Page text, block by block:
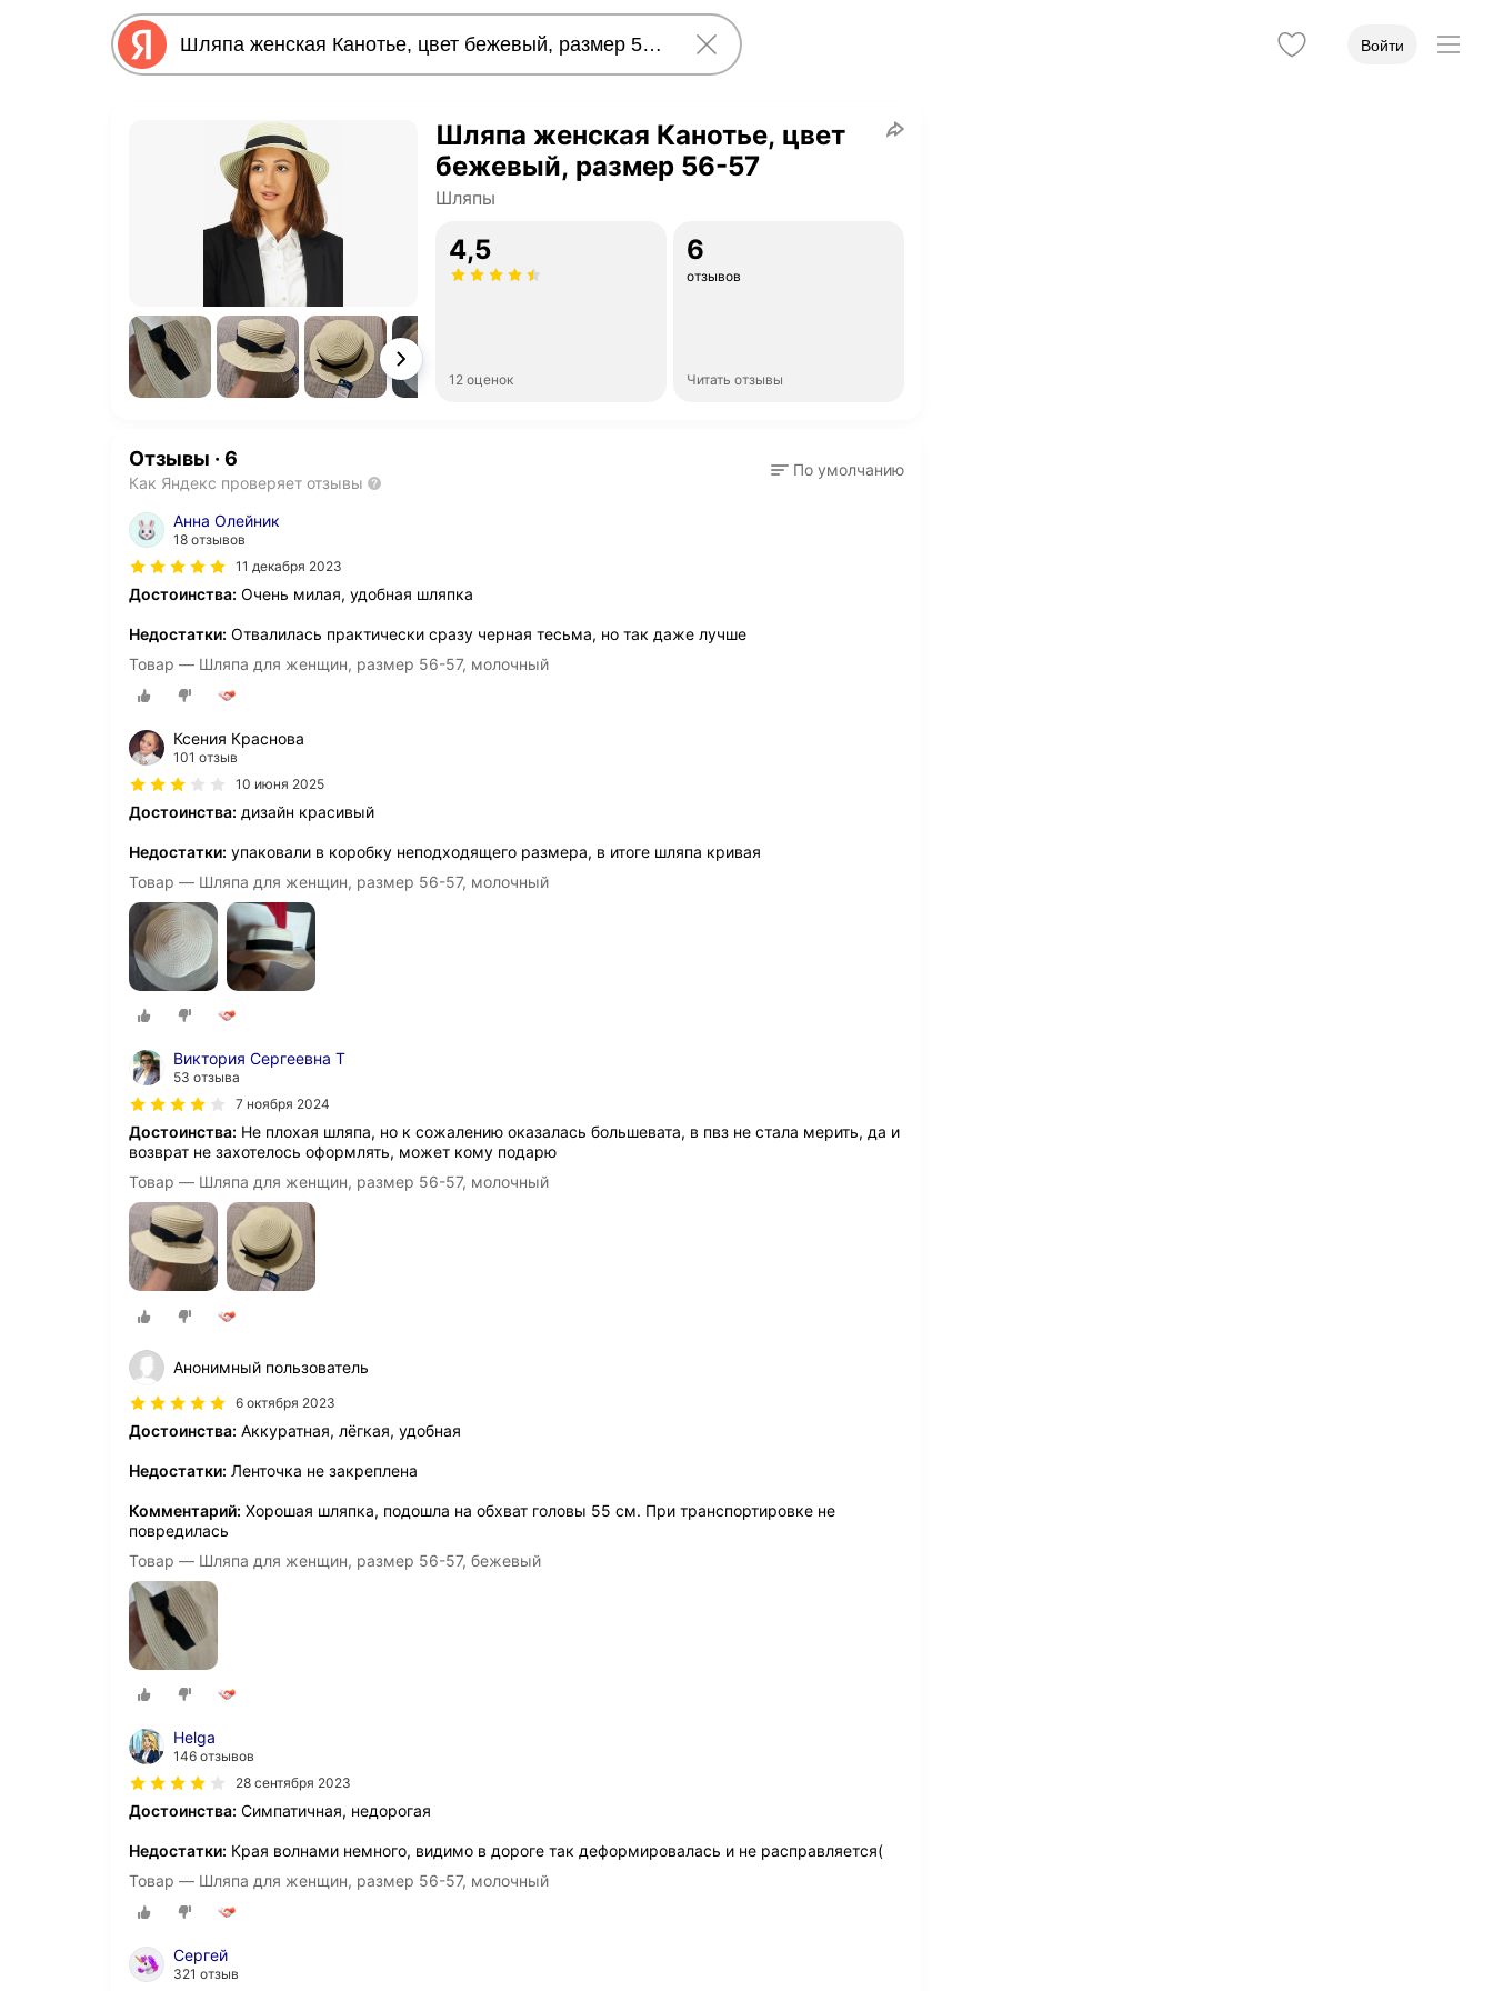
Войти
Шляпа женская Канотье, цвет
бежевый, размер 56-57
Шляпы
4,5
12 оценок
6
отзывов
Читать отзывы
Отзывы · 6
Как Яндекс проверяет отзывы
По умолчанию
Анна Олейник
18 отзывов
11 декабря 2023
Достоинства: Очень милая, удобная шляпка
Недостатки: Отвалилась практически сразу черная тесьма, но так даже лучше
Товар — Шляпа для женщин, размер 56-57, молочный
Ксения Краснова
101 отзыв
10 июня 2025
Достоинства: дизайн красивый
Недостатки: упаковали в коробку неподходящего размера, в итоге шляпа кривая
Товар — Шляпа для женщин, размер 56-57, молочный
Виктория Сергеевна Т
53 отзыва
7 ноября 2024
Достоинства: Не плохая шляпа, но к сожалению оказалась большевата, в пвз не стала мерить, да и
возврат не захотелось оформлять, может кому подарю
Товар — Шляпа для женщин, размер 56-57, молочный
Анонимный пользователь
6 октября 2023
Достоинства: Аккуратная, лёгкая, удобная
Недостатки: Ленточка не закреплена
Комментарий: Хорошая шляпка, подошла на обхват головы 55 см. При транспортировке не
повредилась
Товар — Шляпа для женщин, размер 56-57, бежевый
Helga
146 отзывов
28 сентября 2023
Достоинства: Симпатичная, недорогая
Недостатки: Края волнами немного, видимо в дороге так деформировалась и не расправляется(
Товар — Шляпа для женщин, размер 56-57, молочный
Сергей
321 отзыв